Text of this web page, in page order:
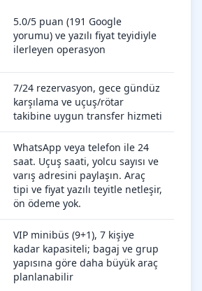
5.0/5 puan (191 Google
yorumu) ve yazılı fiyat teyidiyle
ilerleyen operasyon
7/24 rezervasyon, gece gündüz
karşılama ve uçuş/rötar
takibine uygun transfer hizmeti
WhatsApp veya telefon ile 24
saat. Uçuş saati, yolcu sayısı ve
varış adresini paylaşın. Araç
tipi ve fiyat yazılı teyitle netleşir,
ön ödeme yok.
VIP minibüs (9+1), 7 kişiye
kadar kapasiteli; bagaj ve grup
yapısına göre daha büyük araç
planlanabilir